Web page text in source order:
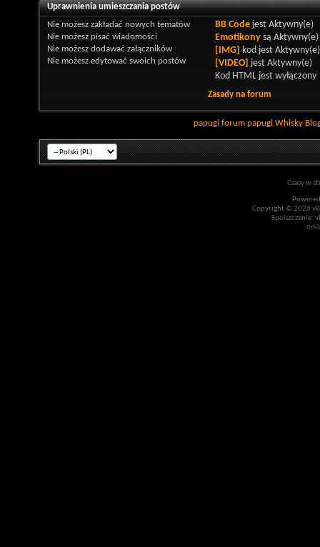
Uprawnienia umieszczania postów
Nie możesz zakładać nowych tematów
Nie możesz pisać wiadomości
Nie możesz dodawać załączników
Nie możesz edytować swoich postów
BB Codejest Aktywny(e)
Emotikonysą Aktywny(e)
[IMG]
kod jest Aktywny(e)
[VIDEO] jest Aktywny(e)
Kod HTML jest wyłączony
Zasady na forum
papugi forum papugi Whisky
Czasy w
Copyright © 2026
Spolszczenie: